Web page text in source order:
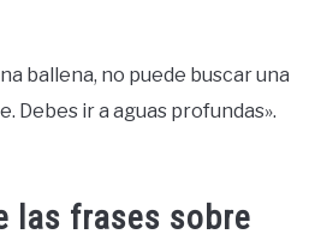
ballena, no puede buscar una
Debes ir a aguas profundas».
las frases sobre